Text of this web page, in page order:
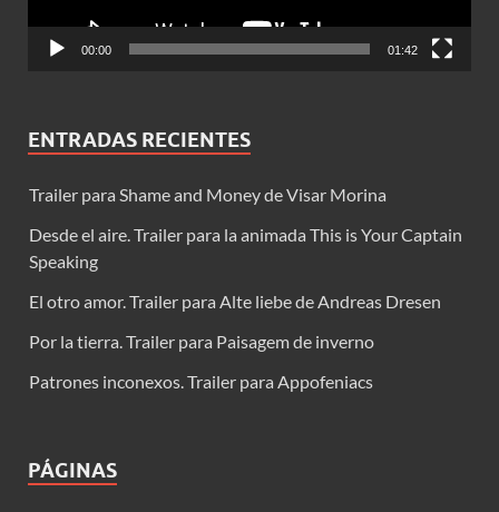
00:00 01:42
ENTRADAS RECIENTES
Trailer para Shame and Money de Visar Morina
Desde el aire. Trailer para la animada This is Your Captain
Speaking
El otro amor. Trailer para Alte liebe de Andreas Dresen
Por la tierra. Trailer para Paisagem de inverno
Patrones inconexos. Trailer para Appofeniacs
PÁGINAS